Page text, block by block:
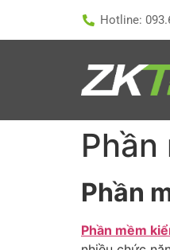
Hotline:
Phần
Phần mềm